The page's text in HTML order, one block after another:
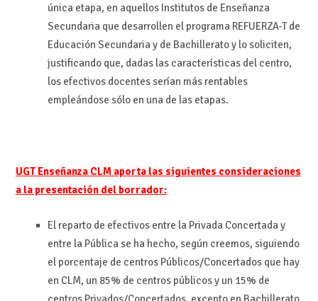
única etapa, en aquellos Institutos de Enseñanza
Secundaria que desarrollen el programa REFUERZA-T de
Educación Secundaria y de Bachillerato y lo soliciten,
justificando que, dadas las características del centro,
los efectivos docentes serían más rentables
empleándose sólo en una de las etapas.
UGT Enseñanza CLM aporta las siguientes consideraciones
a la presentación del borrador:
El reparto de efectivos entre la Privada Concertada y
entre la Pública se ha hecho, según creemos, siguiendo
el porcentaje de centros Públicos/Concertados que hay
en CLM, un 85% de centros públicos y un 15% de